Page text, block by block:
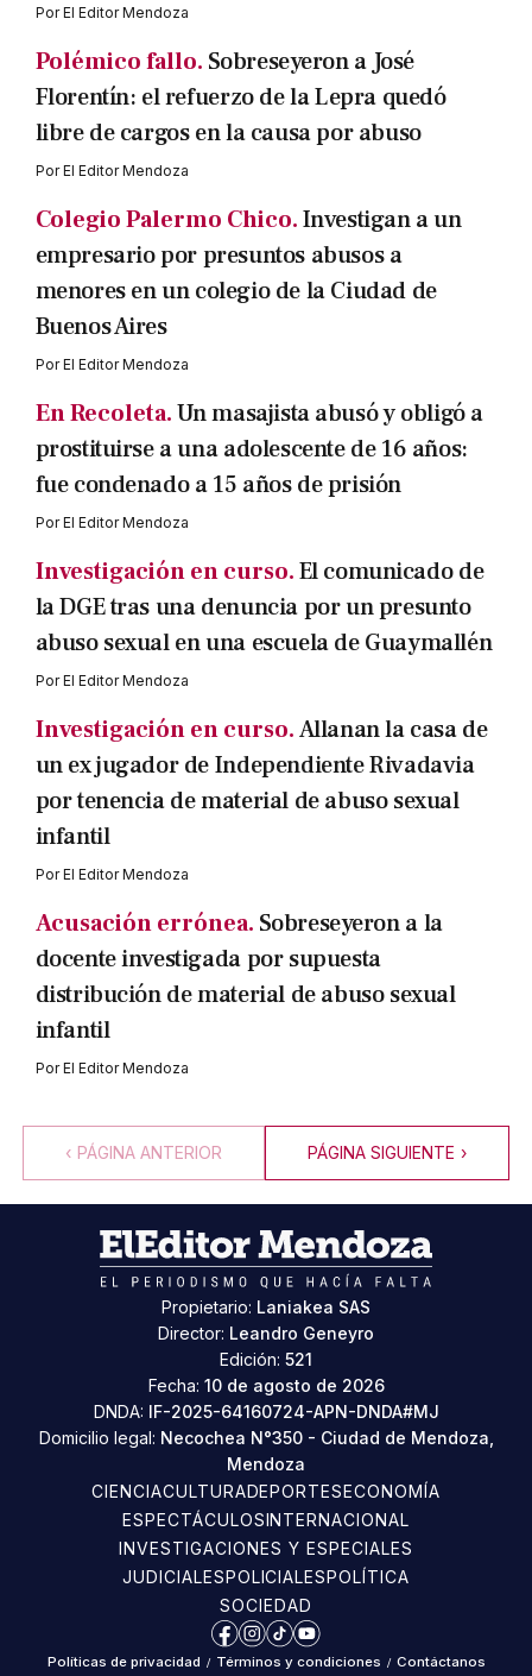
PorEl Editor Mendoza
Polémico fallo. Sobreseyeron a José
Florentín: el refuerzo de la Lepra quedó
libre de cargos en la causa por abuso
PorEl Editor Mendoza
Colegio Palermo Chico.Investigan a un
empresario por presuntos abusos a
menores en un colegio de la Ciudad de
Buenos Aires
PorEl Editor Mendoza
En Recoleta.Un masajista abusó y obligó a
prostituirse a una adolescente de 16 años:
fue condenado a 15 años de prisión
PorEl Editor Mendoza
Investigación en curso.El comunicado de
la DGE tras una denuncia por un presunto
abuso sexual en una escuela de Guaymallén
PorEl Editor Mendoza
Investigación en curso.Allanan la casa de
un ex jugador de Independiente Rivadavia
por tenencia de material de abuso sexual
infantil
PorEl Editor Mendoza
Acusación errónea. Sobreseyeron a la
docente investigada por supuesta
distribución de material de abuso sexual
infantil
PorEl Editor Mendoza
‹ PÁGINA ANTERIOR PÁGINA SIGUIENTE ›
Propietario: Laniakea SAS
Director: Leandro Geneyro
Edición: 521
Fecha: 10 de agosto de 2026
DNDA: IF-2025-64160724-APN-DNDA#MJ
Domicilio legal: Necochea N°350 - Ciudad de Mendoza,
Mendoza
CIENCIACULTURADEPORTESECONOMÍA
ESPECTÁCULOSINTERNACIONAL
INVESTIGACIONES Y ESPECIALES
JUDICIALESPOLICIALESPOLÍTICA
SOCIEDAD
Facebook
Instagram
TikTokYouTube
Políticas de privacidad / Términos y condiciones / Contáctanos